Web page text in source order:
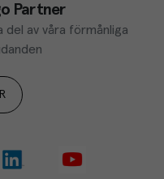
Partner
del av våra förmånliga